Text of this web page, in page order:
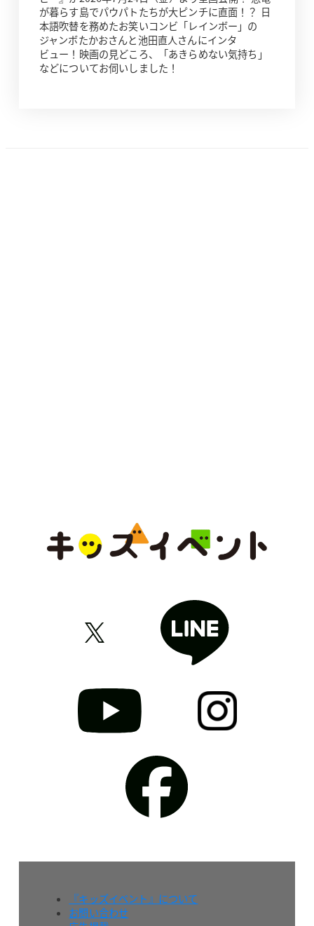
が暮らす島でパウパトたちが大ピンチに直面！？ 日
本語吹替を務めたお笑いコンビ「レインボー」の
ジャンボたかおさんと池田直人さんにインタ
ビュー！映画の見どころ、「あきらめない気持ち」
などについてお伺いしました！
『キッズイベント』について
お問い合わせ